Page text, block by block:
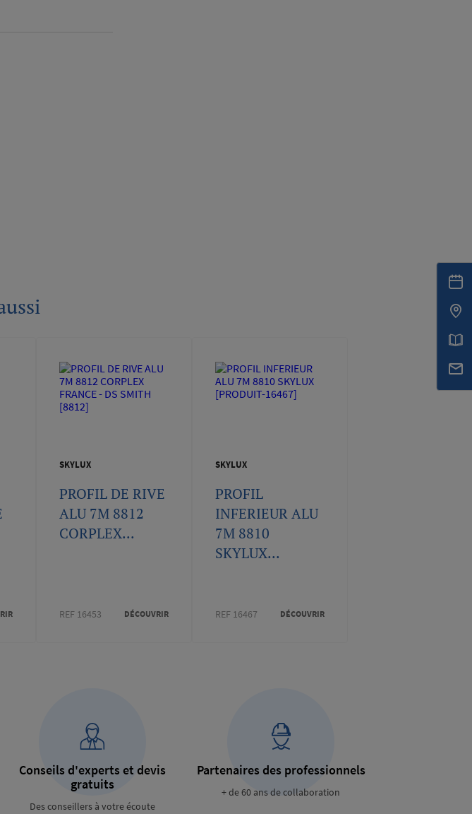
SKYLUX
PROFIL DE RIVE
ALU 7M 8812
CORPLEX...
REF 16453 DÉCOUVRIR
SKYLUX
PROFIL
INFERIEUR ALU
7M 8810
SKYLUX...
REF 16467 DÉCOUVRIR
Conseils d'experts et devis
gratuits
Des conseillers à votre écoute
Partenaires des professionnels
+ de 60 ans de collaboration